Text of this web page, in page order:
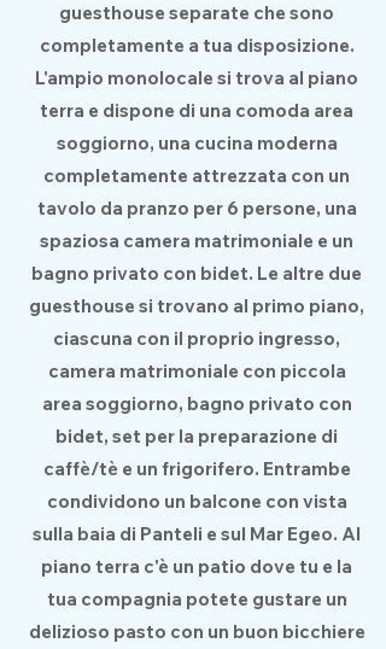
guesthouse separate che sono
completamente a tua disposizione.
L'ampio monolocale si trova al piano
terra e dispone di una comoda area
soggiorno, una cucina moderna
completamente attrezzata con un
tavolo da pranzo per 6 persone, una
spaziosa camera matrimoniale e un
bagno privato con bidet. Le altre due
guesthouse si trovano al primo piano,
ciascuna con il proprio ingresso,
camera matrimoniale con piccola
area soggiorno, bagno privato con
bidet, set per la preparazione di
caffè/tè e un frigorifero. Entrambe
condividono un balcone con vista
sulla baia di Panteli e sul Mar Egeo. Al
piano terra c'è un patio dove tu e la
tua compagnia potete gustare un
delizioso pasto con un buon bicchiere